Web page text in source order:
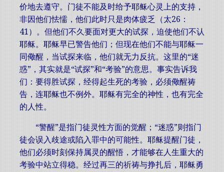
价地去遵守。门徒不能及时给予耶稣心灵上的支持，
非因他们怯懦，他们此时只是肉体疲乏（太26：
41）。但他们不久要面对更大的试探，迫使他们不认
耶稣。耶稣早已警告他们；但现在他们不能与耶稣一
同儆醒，当试探来临，他们就无力反抗。这里的“迷
惑”，其实就是“试探”和“考验”的意思。事实告诉我
们：要得胜试探，经得起生死的考验，必须儆醒祷
告，连耶稣也不例外。耶稣有完全的神性，也有完全
的人性。
“警醒”是指门徒灵性方面的觉醒；“迷惑”则指门
徒会误入歧途或陷入罪中的可能性。耶稣提醒门徒，
他们必须时刻保持属灵的醒悟，才能够在人生重大的
考验中站立得稳。经过再三的祈祷与挣扎后，耶稣勇